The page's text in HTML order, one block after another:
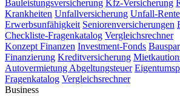
Bauleistungsversicherung Kfz-Versicherung
Krankheiten Unfallversicherung Unfall-Rente
Erwerbsunfähigkeit Seniorenversicherungen
Checkliste-Fragenkatalog Vergleichsrechner
Konzept Finanzen Investment-Fonds
Finanzierung Kreditversicherung
Autovermietung Abgeltungsteuer
Fragenkatalog Vergleichsrechner
Business